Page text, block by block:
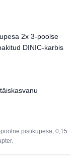
2x 3-poolse
DINIC-karbis
pistikupesa, 0,15